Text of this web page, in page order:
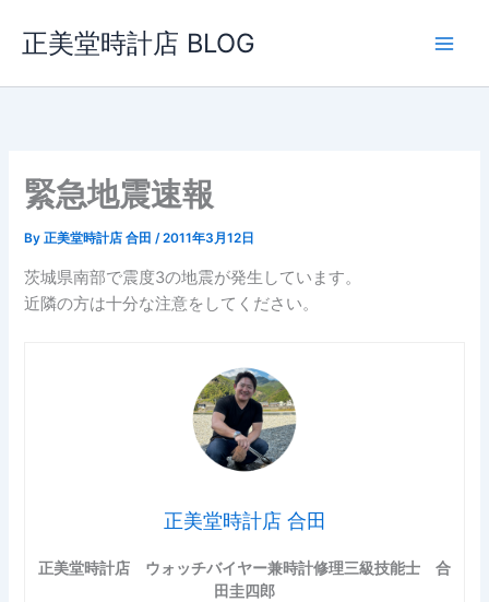
ス
正美堂時計店 BLOG
緊急地震速報
By正美堂時計店 合田/2011年3月12日
茨城県南部で震度3の地震が発生しています。
近隣の方は十分な注意をしてください。
正美堂時計店 合田
正美堂時計店 ウォッチバイヤー兼時計修理三級技能士 合
田圭四郎